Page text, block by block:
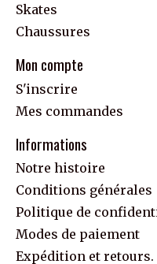
Skates
Chaussures
Mon compte
S'inscrire
Mes commandes
Informations
Notre histoire
Conditions générales
Politique de
Modes de paiement
Expédition et retours.